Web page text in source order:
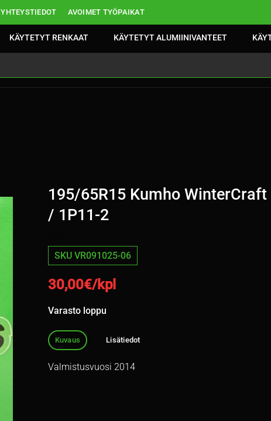
YHTEYSTIEDOT AVOIMET TYÖPAIKAT
KÄYTETYT RENKAAT KÄYTETYT ALUMIINIVANTEET
195/65R15 Kumho
/ 1P11-2
SKU VR091025-06
30,00€/kpl
Varasto loppu
Kuvaus Lisätiedot
Valmistusvuosi 2014